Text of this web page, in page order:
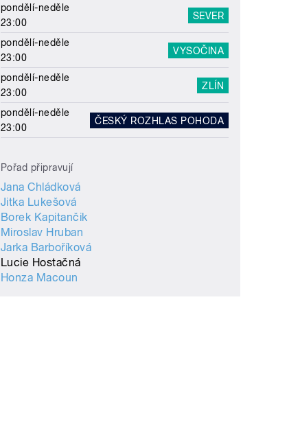
pondělí-neděle
23:00
SEVER
pondělí-neděle
23:00
VYSOČINA
pondělí-neděle
23:00
ZLÍN
pondělí-neděle
23:00
ČESKÝ ROZHLAS POHODA
Pořad připravují
Jana Chládková
Jitka Lukešová
Borek Kapitančik
Miroslav Hruban
Jarka Barboříková
Lucie Hostačná
Honza Macoun